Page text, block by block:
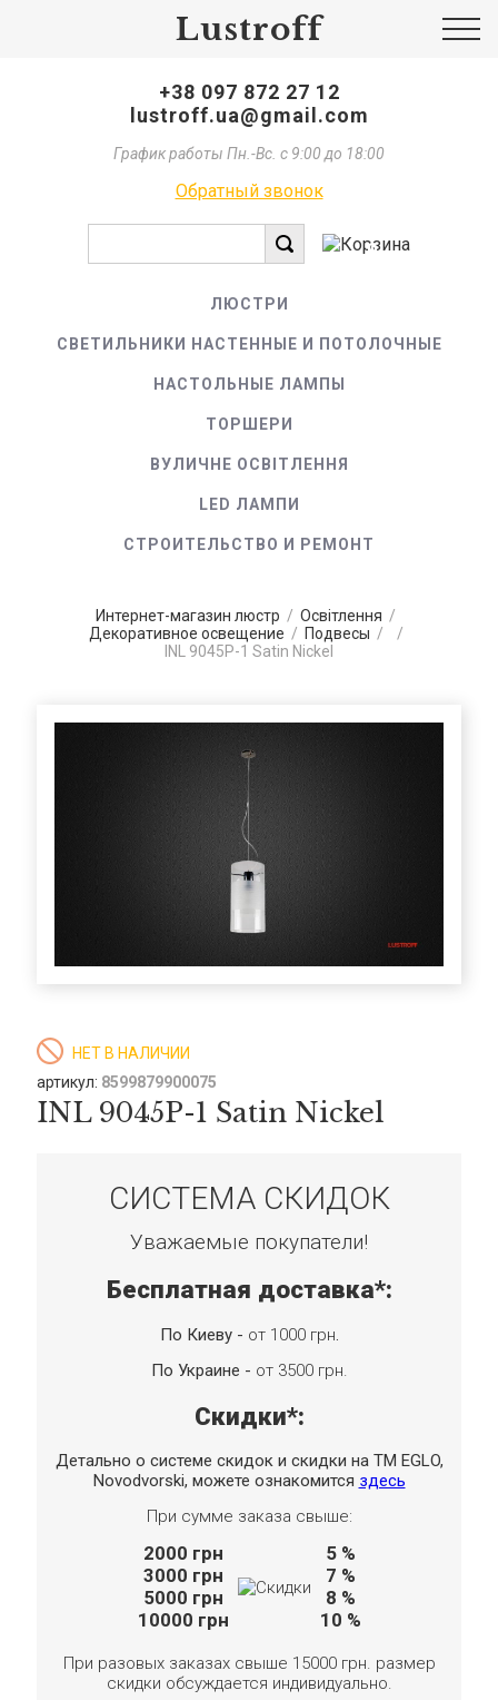
Lustroff
+38 097 872 27 12
lustroff.ua@gmail.com
График работы Пн.-Вс. с 9:00 до 18:00
Обратный звонок
0
ЛЮСТРИ
СВЕТИЛЬНИКИ НАСТЕННЫЕ И ПОТОЛОЧНЫЕ
НАСТОЛЬНЫЕ ЛАМПЫ
ТОРШЕРИ
ВУЛИЧНЕ ОСВІТЛЕННЯ
LED ЛАМПИ
СТРОИТЕЛЬСТВО И РЕМОНТ
Интернет-магазин люстр / Освітлення /
Декоративное освещение / Подвесы /
/
INL 9045P-1 Satin Nickel
НЕТ В НАЛИЧИИ
артикул: 8599879900075
INL 9045P-1 Satin Nickel
СИСТЕМА СКИДОК
Уважаемые покупатели!
Бесплатная доставка*:
По Киеву - от 1000 грн.
По Украине - от 3500 грн.
Скидки*:
Детально о системе скидок и скидки на TM EGLO,
Novodvorski, можете ознакомится здесь
При сумме заказа свыше:
2000 грн
3000 грн
5000 грн
10000 грн
5 %
7 %
8 %
10 %
При разовых заказах свыше 15000 грн. размер
скидки обсуждается индивидуально.